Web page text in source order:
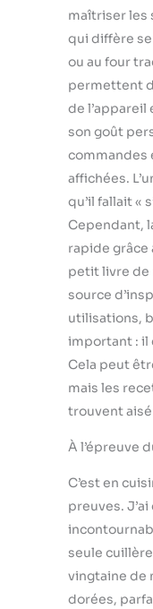
maîtriser les
qui diffère
ou au four
permettent
de l’appareil
son goût
commandes
affichées.
qu’il fallait «
Cependant,
rapide grâce
petit livre de
source
utilisations,
important : il
Cela peut
mais les
trouvent
À l’épreuve
C’est en
preuves.
seule
vingtaine de
dorées,